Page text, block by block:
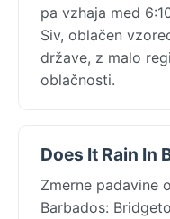
pa vzhaja med
Siv, oblačen
države, z malo
oblačnosti.
Does It Rain In
Zmerne padavine
Barbados: